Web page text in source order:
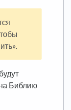
Библию